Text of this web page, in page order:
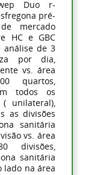
Duo r-
pré-
mercado
HC e GBC
análise de 3
por dia,
vs. área
quartos,
todos os
unilateral),
as divisões
sanitária
vs. área
divisões,
sanitária
lado na área